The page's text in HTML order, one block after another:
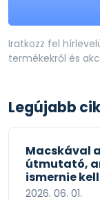
Iratkozz fel
termékekről és
Legújabb
Macskával
útmutató,
ismernie kell
2026. 06. 01.